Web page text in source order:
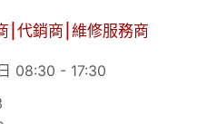
⎮代銷商⎮維修服務商
08:30 - 17:30